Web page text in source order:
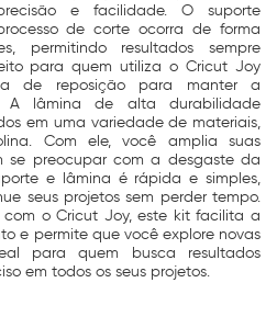
e facilidade. O suporte
de corte ocorra de forma
permitindo resultados sempre
para quem utiliza o Cricut Joy
de reposição para manter a
A lâmina de alta durabilidade
em uma variedade de materiais,
Com ele, você amplia suas
se preocupar com a desgaste da
e lâmina é rápida e simples,
seus projetos sem perder tempo.
com o Cricut Joy, este kit facilita a
e permite que você explore novas
para quem busca resultados
em todos os seus projetos.